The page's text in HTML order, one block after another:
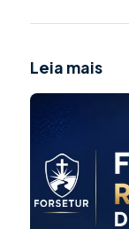
Leia mais